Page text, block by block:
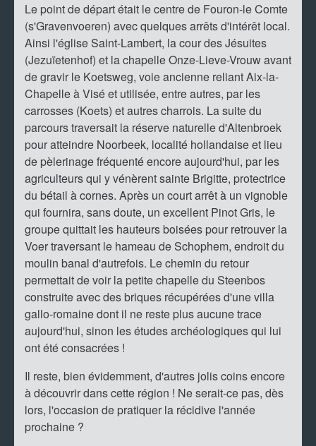
Le point de départ était le centre de Fouron-le Comte
(s'Gravenvoeren) avec quelques arrêts d'intérêt local.
Ainsi l'église Saint-Lambert, la cour des Jésuites
(Jezuïetenhof) et la chapelle Onze-Lieve-Vrouw avant
de gravir le Koetsweg, voie ancienne reliant Aix-la-
Chapelle à Visé et utilisée, entre autres, par les
carrosses (Koets) et autres charrois. La suite du
parcours traversait la réserve naturelle d'Altenbroek
pour atteindre Noorbeek, localité hollandaise et lieu
de pèlerinage fréquenté encore aujourd'hui, par les
agriculteurs qui y vénèrent sainte Brigitte, protectrice
du bétail à cornes. Après un court arrêt à un vignoble
qui fournira, sans doute, un excellent Pinot Gris, le
groupe quittait les hauteurs boisées pour retrouver la
Voer traversant le hameau de Schophem, endroit du
moulin banal d'autrefois. Le chemin du retour
permettait de voir la petite chapelle du Steenbos
construite avec des briques récupérées d'une villa
gallo-romaine dont il ne reste plus aucune trace
aujourd'hui, sinon les études archéologiques qui lui
ont été consacrées !
Il reste, bien évidemment, d'autres jolis coins encore
à découvrir dans cette région ! Ne serait-ce pas, dès
lors, l'occasion de pratiquer la récidive l'année
prochaine ?